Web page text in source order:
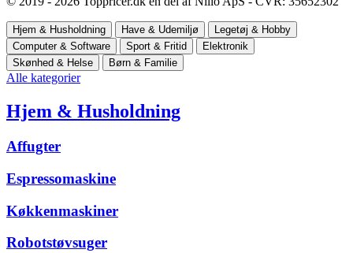
Hjem & Husholdning Have & Udemiljø
Legetøj & Hobby
Computer & Software
Sport & Fritid
Elektronik
Skønhed & Helse
Børn & Familie
Alle kategorier
Hjem & Husholdning
Affugter
Espressomaskine
Køkkenmaskiner
Robotstøvsuger